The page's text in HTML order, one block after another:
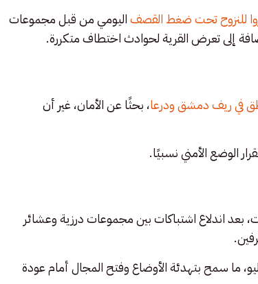
للنزوح تحت ضغط القصفاليومي من قبل مجموعات
إلى تعرض القرية لحوادث اختطاف متكررة.
في ريف دمشق ودرعا، بحثًا عن الأمان، غير أن
الوضع الأمني نسبيًا.
بعد اندلاع اشتباكات بين مجموعات درزية وعشائر
المواجهات بتوقيع اتفاق لوقف إطلاق النار بدأ سريانه في 19 يوليو، ما سمح بتهدئة الأوضاع وفتح المجال أمام عودة